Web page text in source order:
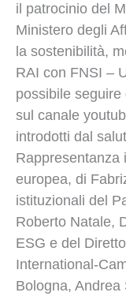
il patrocinio del
Ministero degli
la sostenibilità,
RAI con FNSI –
possibile
sul canale
introdotti dal
Rappresentanza
europea, di
istituzionali del
Roberto Natale,
ESG e del
International-
Bologna, Andrea